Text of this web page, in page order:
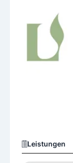
Leistungen